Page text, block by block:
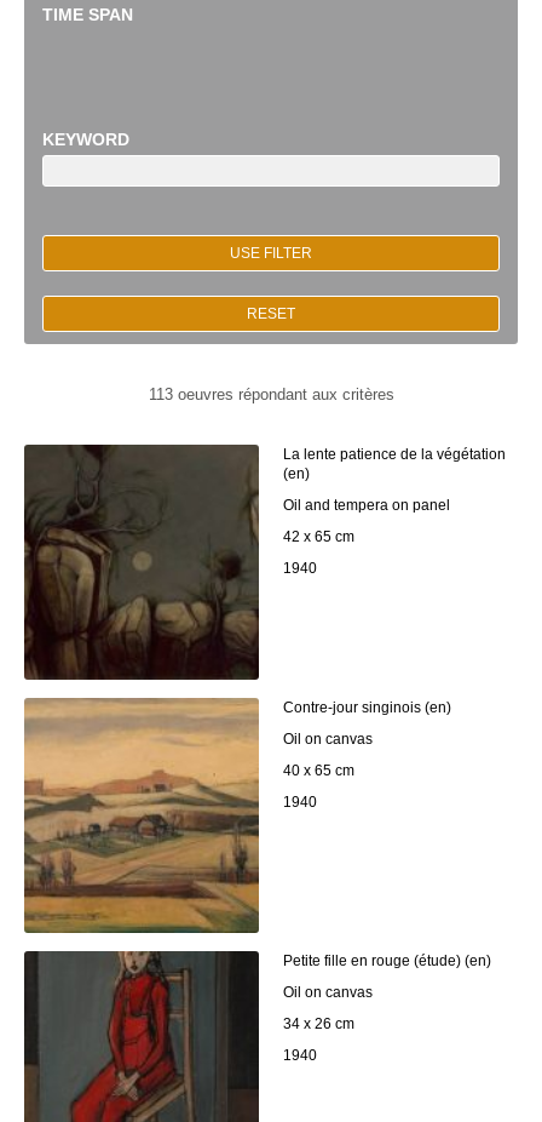
TIME SPAN
KEYWORD
USE FILTER
RESET
113 oeuvres répondant aux critères
La lente patience de la végétation
(en)
Oil and tempera on panel
42 x 65 cm
1940
Contre-jour singinois (en)
Oil on canvas
40 x 65 cm
1940
Petite fille en rouge (étude) (en)
Oil on canvas
34 x 26 cm
1940